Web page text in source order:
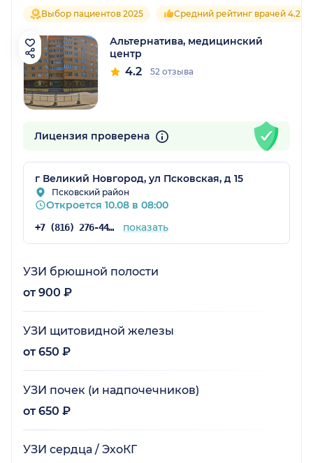
Выбор пациентов 2025 Средний рейтинг врачей 4.2
Альтернатива, медицинский
центр
4.2 52 отзыва
Лицензия проверена
г Великий Новгород, ул Псковская, д 15
Псковский район
Откроется 10.08 в 08:00
+7 (816) 276-44-79 показать
УЗИ брюшной полости
от 900 ₽
УЗИ щитовидной железы
от 650 ₽
УЗИ почек (и надпочечников)
от 650 ₽
УЗИ сердца / ЭхоКГ